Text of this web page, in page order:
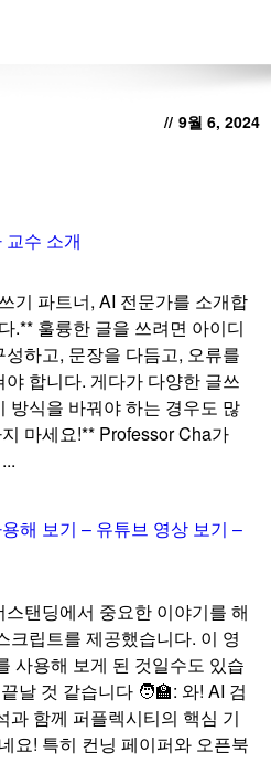
// 9월 6, 2024
수 소개
기 파트너, AI 전문가를 소개합
.** 훌륭한 글을 쓰려면 아이디
하고, 문장을 다듬고, 오류를
합니다. 게다가 다양한 글쓰
방식을 바꿔야 하는 경우도 많
마세요!** Professor Cha가
해 보기 – 유튜브 영상 보기 –
탠딩에서 중요한 이야기를 해
크립트를 제공했습니다. 이 영
사용해 보게 된 것일수도 있습
날 것 같습니다 🧑‍🏫: 와! AI 검
과 함께 퍼플렉시티의 핵심 기
요! 특히 컨닝 페이퍼와 오픈북